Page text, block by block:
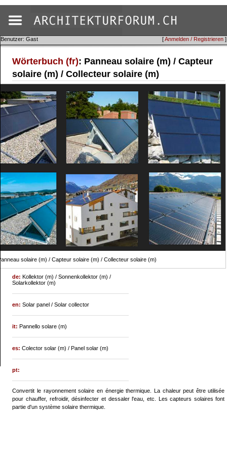
[Anmelden / Registrieren ]
Benutzer: Gast
Wörterbuch (fr): Panneau solaire (m) / Capteur
solaire (m) / Collecteur solaire (m)
solaire (m) / Capteur solaire (m) / Collecteur solaire (m)
de:Kollektor (m) / Sonnenkollektor (m) /
Solarkollektor (m)
en:Solar panel / Solar collector
it:Pannello solare (m)
es:Colector solar (m) / Panel solar (m)
pt:
Convertit le rayonnement solaire en énergie thermique. La chaleur peut être utilisée
pour chauffer, refroidir, désinfecter et dessaler l'eau, etc. Les capteurs solaires font
partie d'un système solaire thermique.